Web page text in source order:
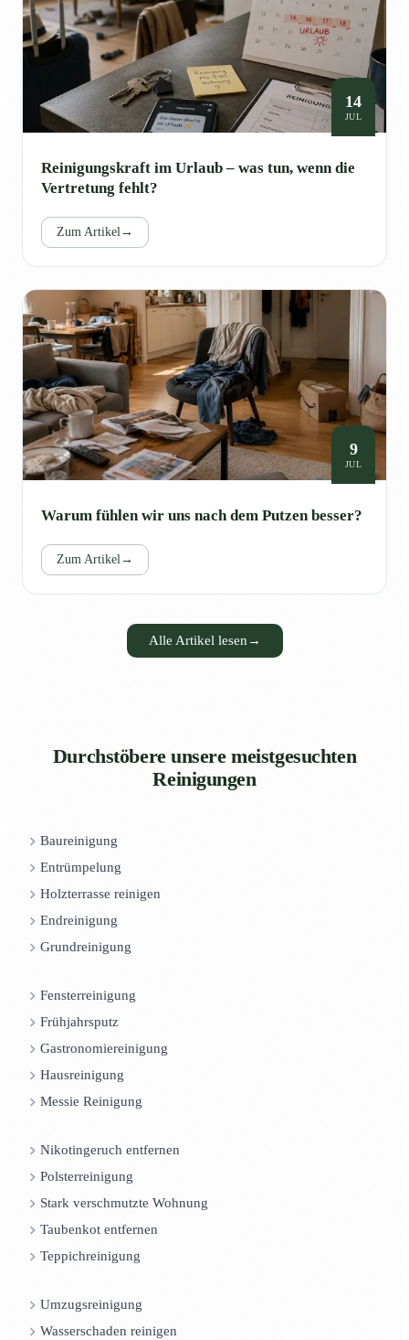
14
JUL
Reinigungskraft im Urlaub – was tun, wenn die
Vertretung fehlt?
Zum Artikel→
9
JUL
Warum fühlen wir uns nach dem Putzen besser?
Zum Artikel→
Alle Artikel lesen →
Durchstöbere unsere meistgesuchten
Reinigungen
Baureinigung
Entrümpelung
Holzterrasse reinigen
Endreinigung
Grundreinigung
Fensterreinigung
Frühjahrsputz
Gastronomiereinigung
Hausreinigung
Messie Reinigung
Nikotingeruch entfernen
Polsterreinigung
Stark verschmutzte Wohnung
Taubenkot entfernen
Teppichreinigung
Umzugsreinigung
Wasserschaden reinigen